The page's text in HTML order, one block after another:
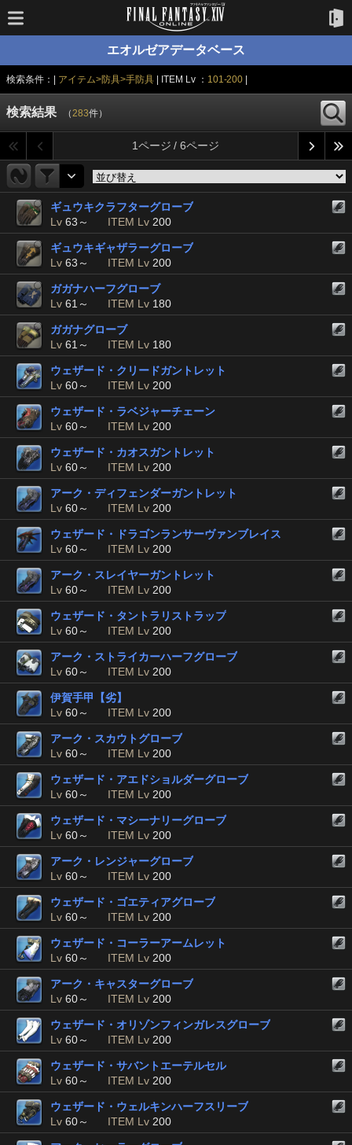
エオルゼアデータベース
検索条件：| アイテム>防具>手防具 | ITEM Lv ： 101-200
検索結果 （283件）
1ページ / 6ページ
ギュウキクラフターグローブ
Lv 63～ ITEM Lv 200
ギュウキギャザラーグローブ
Lv 63～ ITEM Lv 200
ガガナハーフグローブ
Lv 61～ ITEM Lv 180
ガガナグローブ
Lv 61～ ITEM Lv 180
ウェザード・クリードガントレット
Lv 60～ ITEM Lv 200
ウェザード・ラベジャーチェーン
Lv 60～ ITEM Lv 200
ウェザード・カオスガントレット
Lv 60～ ITEM Lv 200
アーク・ディフェンダーガントレット
Lv 60～ ITEM Lv 200
ウェザード・ドラゴンランサーヴァンブレイス
Lv 60～ ITEM Lv 200
アーク・スレイヤーガントレット
Lv 60～ ITEM Lv 200
ウェザード・タントラリストラップ
Lv 60～ ITEM Lv 200
アーク・ストライカーハーフグローブ
Lv 60～ ITEM Lv 200
伊賀手甲【劣】
Lv 60～ ITEM Lv 200
アーク・スカウトグローブ
Lv 60～ ITEM Lv 200
ウェザード・アエドショルダーグローブ
Lv 60～ ITEM Lv 200
ウェザード・マシーナリーグローブ
Lv 60～ ITEM Lv 200
アーク・レンジャーグローブ
Lv 60～ ITEM Lv 200
ウェザード・ゴエティアグローブ
Lv 60～ ITEM Lv 200
ウェザード・コーラーアームレット
Lv 60～ ITEM Lv 200
アーク・キャスターグローブ
Lv 60～ ITEM Lv 200
ウェザード・オリゾンフィンガレスグローブ
Lv 60～ ITEM Lv 200
ウェザード・サバントエーテルセル
Lv 60～ ITEM Lv 200
ウェザード・ウェルキンハーフスリーブ
Lv 60～ ITEM Lv 200